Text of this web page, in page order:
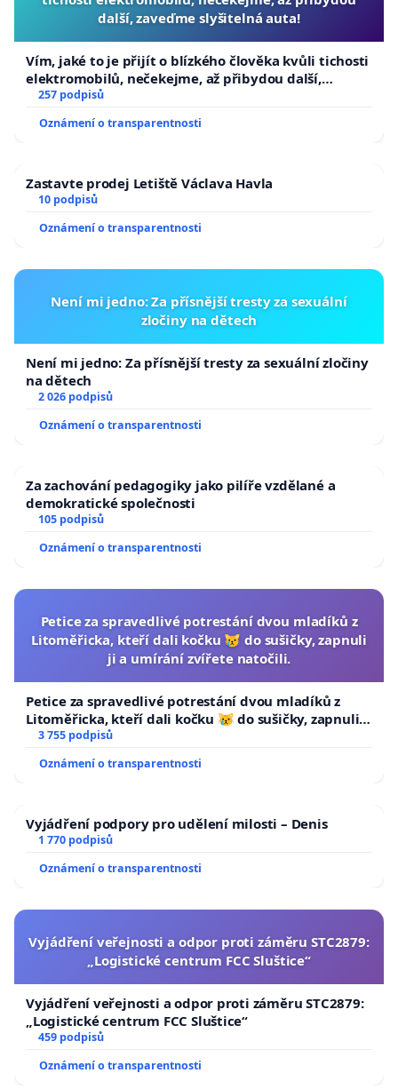
další, zaveďme slyšitelná auta!
Vím, jaké to je přijít o blízkého člověka kvůli tichosti
elektromobilů, nečekejme, až přibydou další,
zaveďme slyšitelná auta!
257 podpisů
Oznámení o transparentnosti
Zastavte prodej Letiště Václava Havla
10 podpisů
Oznámení o transparentnosti
Není mi jedno: Za přísnější tresty za sexuální
zločiny na dětech
Není mi jedno: Za přísnější tresty za sexuální zločiny
na dětech
2 026 podpisů
Oznámení o transparentnosti
Za zachování pedagogiky jako pilíře vzdělané a
demokratické společnosti
105 podpisů
Oznámení o transparentnosti
Petice za spravedlivé potrestání dvou mladíků z
Litoměřicka, kteří dali kočku 😿 do sušičky, zapnuli
ji a umírání zvířete natočili.
Petice za spravedlivé potrestání dvou mladíků z
Litoměřicka, kteří dali kočku 😿 do sušičky, zapnuli ji
a umírání zvířete natočili.
3 755 podpisů
Oznámení o transparentnosti
Vyjádření podpory pro udělení milosti – Denis
1 770 podpisů
Oznámení o transparentnosti
Vyjádření veřejnosti a odpor proti záměru STC2879:
„Logistické centrum FCC Sluštice“
Vyjádření veřejnosti a odpor proti záměru STC2879:
„Logistické centrum FCC Sluštice“
459 podpisů
Oznámení o transparentnosti